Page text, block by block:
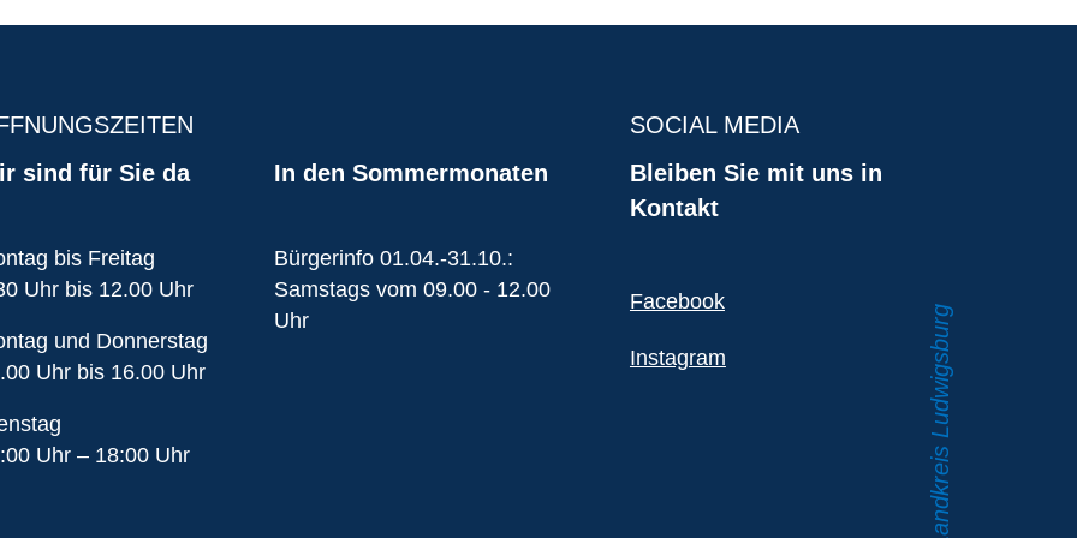
sind für Sie da
bis Freitag
Uhr bis 12.00 Uhr
und Donnerstag
Uhr bis 16.00 Uhr
Uhr – 18:00 Uhr
In den Sommermonaten
Bürgerinfo 01.04.-31.10.:
Samstags vom 09.00 - 12.00
Uhr
SOCIAL MEDIA
Bleiben Sie mit uns in
Kontakt
Facebook
Instagram